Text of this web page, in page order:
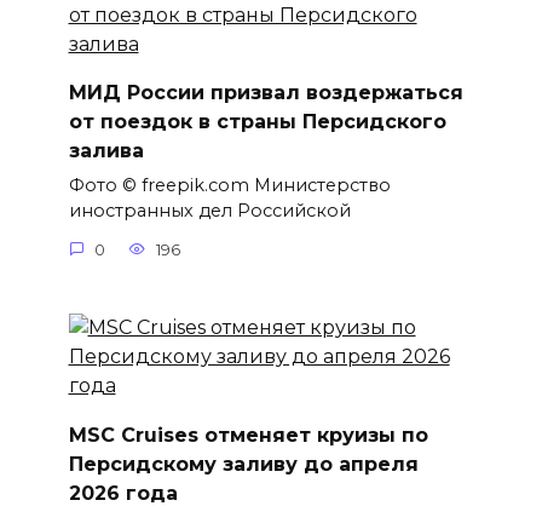
МИД России призвал воздержаться
от поездок в страны Персидского
залива
Фото © freepik.com Министерство
иностранных дел Российской
0 196
MSC Cruises отменяет круизы по
Персидскому заливу до апреля
2026 года